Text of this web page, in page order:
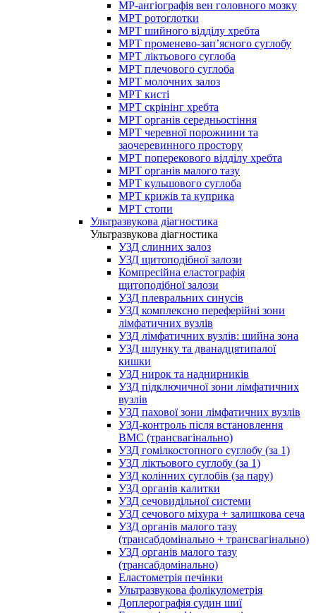
МР-ангіографія вен головного мозку
МРТ ротоглотки
МРТ шийного відділу хребта
МРТ променево-зап’ясного суглобу
МРТ ліктьового суглоба
МРТ плечового суглоба
МРТ молочних залоз
МРТ кисті
МРТ скрінінг хребта
МРТ органів середньостіння
МРТ черевної порожнини та
заочеревинного простору
МРТ поперекового відділу хребта
МРТ органів малого тазу
МРТ кульшового суглоба
МРТ крижів та куприка
МРТ стопи
Ультразвукова діагностика
Ультразвукова діагностика
УЗД слинних залоз
УЗД щитоподібної залози
Компресійна еластографія
щитоподібної залози
УЗД плевральних синусів
УЗД комплексно переферійні зони
лімфатичних вузлів
УЗД лімфатичних вузлів: шийна зона
УЗД шлунку та дванадцятипалої
кишки
УЗД нирок та наднирників
УЗД підключичної зони лімфатичних
вузлів
УЗД пахової зони лімфатичних вузлів
УЗД-контроль після встановлення
ВМС (трансвагінально)
УЗД гомілкостопного суглобу (за 1)
УЗД ліктьового суглобу (за 1)
УЗД колінних суглобів (за пару)
УЗД органів калитки
УЗД сечовидільної системи
УЗД сечового міхура + залишкова сеча
УЗД органів малого тазу
(трансабдомінально + трансвагінально)
УЗД органів малого тазу
(трансабдомінально)
Еластометрія печінки
Ультразвукова фолікулометрія
Доплерографія судин шиї